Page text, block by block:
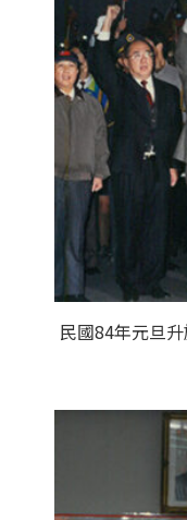
民國84年元旦